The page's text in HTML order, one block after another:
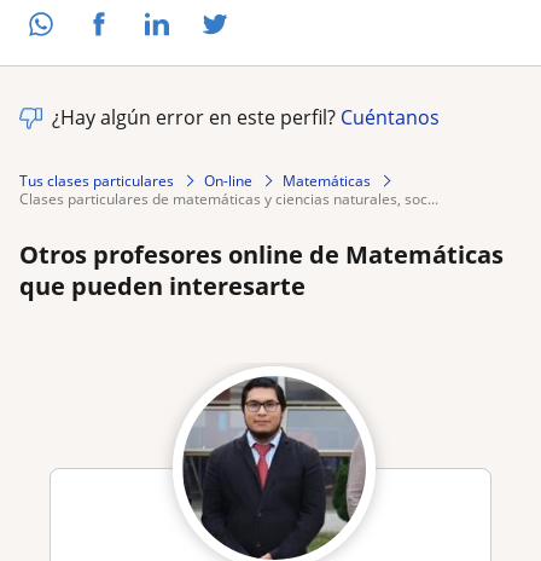
¿Hay algún error en este perfil? Cuéntanos
Tus clases particulares On-line
Matemáticas
clases particulares de matemáticas y ciencias naturales, soc...
Otros profesores online de Matemáticas
que pueden interesarte